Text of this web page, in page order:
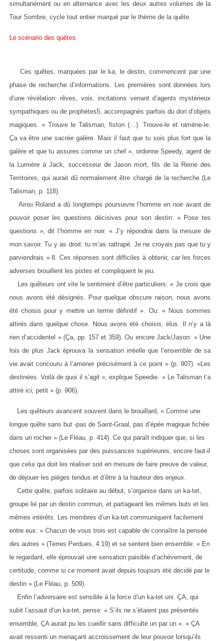
simultanément ou en alternance avec les deux autres volumes de la
Tour Sombre, cycle tout entier marqué par le thème de la quête.
Le scénario des quêtes.
Ces quêtes, marquées par le ka, le destin, commencent par une
phase de recherche d’informations. Les premières sont données lors
d’une révélation: rêves, voix, incitations venant d’agents mystérieux
sympathiques ou de prophètes5, accompagnés parfois du don d’objets
magiques. « Trouve le Talisman, fiston (…). Trouve-le et ramène-le.
Ça va être une sacrée galère. Mais il faut que tu sois plus fort que la
galère et que tu assures comme un chef », ordonne Speedy, agent de
la Lumière à Jack, successeur de Jason mort, fils de la Reine des
Territoires, qui aurait dû normalement être chargé de la recherche (Le
Talisman, p. 118).
Ainsi Roland a dû longtemps poursuivre l’homme en noir avant de
pouvoir poser les questions décisives pour son destin: « Pose tes
questions », dit l’homme en noir. « J’y répondrai dans la mesure de
mon savoir. Tu y as droit: tu m’as rattrapé. Je ne croyais pas que tu y
parviendrais » 8. Ces réponses sont difficiles à obtenir, car les forces
adverses brouillent les pistes et compliquent le jeu.
Les quêteurs ont vite le sentiment d’être particuliers: « Je crois que
nous avons été désignés. Pour quelque obscure raison, nous avons
été choisis pour y mettre un terme définitif ». Ou: « Nous sommes
attirés dans quelque chose. Nous avons été choisis, élus. Il n’y a là
rien d’accidentel » (Ça, pp. 157 et 359). Ou encore Jack/Jason: « Une
fois de plus Jack éprouva la sensation irréelle que l’ensemble de sa
vie avait concouru à l’amener précisément à ce point » (p. 907). »Les
destinées. Voilà de quoi il s’agit », explique Speedie. « Le Talisman t’a
attiré ici, petit » (p. 906).
Les quêteurs avancent souvent dans le brouillard, « Comme une
longue quête sans but -pas de Saint-Graal, pas d’épée magique fichée
dans un rocher » (Le Fléau, p. 414). Ce qui paraît indiquer que, si les
choses sont organisées par des puissances supérieures, encore faut-il
que celui qui doit les réaliser soit en mesure de faire preuve de valeur,
de déjouer les pièges tendus et d’être à la hauteur des enjeux.
Cette quête, parfois solitaire au début, s’organise dans un ka-tet,
groupe lié par un destin commun, et partageant les mêmes buts et les
mêmes intérêts. Les membres d’un ka-tet communiquent facilement
entre eux: « Chacun de vous trois est capable de connaître la pensée
des autres » (Terres Perdues, 4.19) et se sentent bien ensemble: « En
le regardant, elle éprouvait une sensation paisible d’achèvement, de
certitude, comme si ce moment avait depuis toujours été décidé par le
destin » (Le Fléau, p. 509).
Enfin l’adversaire est sensible à la force d’un ka-tet uni. ÇA, qui
subit l’assaut d’un ka-tet, pense: « S’ils ne s’étaient pas présentés
ensemble, ÇA aurait pu les cueillir sans difficulté un par un ». « ÇA
avait ressenti un menaçant accroissement de leur pouvoir lorsqu’ils